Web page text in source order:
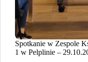
Spotkanie w Zespole
1 w Pelplinie –